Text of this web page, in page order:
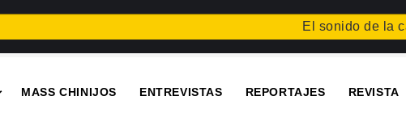
El sonido de la
MASS CHINIJOS ENTREVISTAS REPORTAJES REVISTA